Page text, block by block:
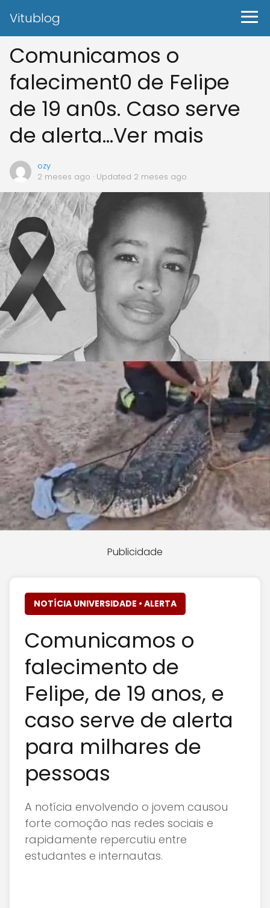
Vitublog
Comunicamos o
faleciment0 de Felipe
de 19 an0s. Caso serve
de alerta…Ver mais
ozy
2 meses ago · Updated 2 meses ago
Publicidade
NOTÍCIA UNIVERSIDADE • ALERTA
Comunicamos o
falecimento de
Felipe, de 19 anos, e
caso serve de alerta
para milhares de
pessoas
A notícia envolvendo o jovem causou
forte comoção nas redes sociais e
rapidamente repercutiu entre
estudantes e internautas.